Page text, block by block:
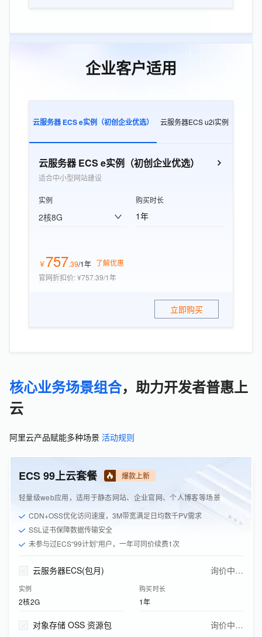
企业客户适用
云服务器 ECS e实例（初创企业优选） 云服务器ECS u2i实例
云服务器 ECS e实例（初创企业优选）
适合中小型网站建设
实例
2核8G
购买时长
1年
￥757.39/1年 了解优惠
官网折扣价:¥757.39/1年
立即购买
核心业务场景组合，助力开发者普惠上
云
阿里云产品赋能多种场景 活动规则
ECS 99上云套餐 爆款上新
轻量级web应用，适用于静态网站、企业官网、个人博客等场景
CDN+OSS优化访问速度，3M带宽满足日均数千PV需求
SSL证书保障数据传输安全
未参与过ECS“99计划”用户，一年可同价续费1次
云服务器ECS(包月) 询价中…
实例
2核2G
购买时长
1年
对象存储 OSS 资源包 询价中…